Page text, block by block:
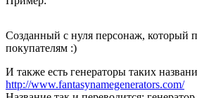
Созданный с нуля персонаж, который
покупателям :)
И также есть генераторы таких
http://www.fantasynamegenerators.com/